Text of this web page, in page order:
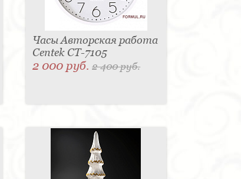
Часы Авторская работа
Centek CT-7105
2 000 руб.2 400 руб.